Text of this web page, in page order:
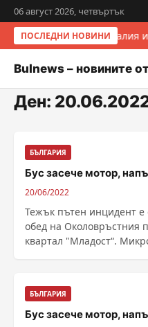
06 август 2026, четвъртък
ПОСЛЕДНИ НОВИНИИталия
Bulnews – новините
Ден:
БЪЛГАРИЯ
Бус засече мотор,
20/06/2022
Тежък пътен инцидент е
обед на Околовръстния
квартал "Младост“.
БЪЛГАРИЯ
Бус засече мотор,